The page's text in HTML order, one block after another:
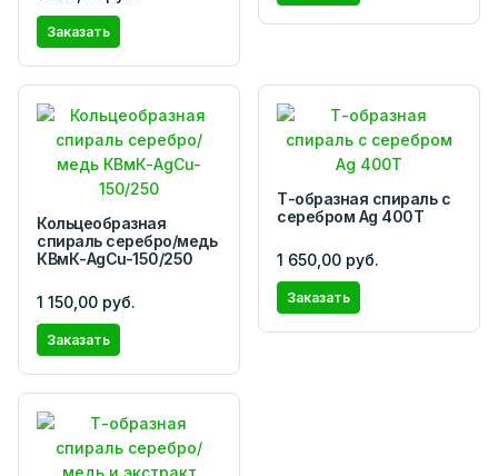
Заказать
Кольцеобразная
спираль серебро/медь
КВмК-AgCu-150/250
1 150,00 руб.
Заказать
Т-образная спираль с
серебром Ag 400T
1 650,00 руб.
Заказать